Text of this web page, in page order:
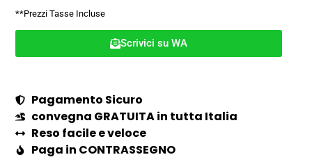
**Prezzi Tasse Incluse
Scrivici su WA
Pagamento Sicuro
convegna GRATUITA in tutta Italia
Reso facile e veloce
Paga in CONTRASSEGNO